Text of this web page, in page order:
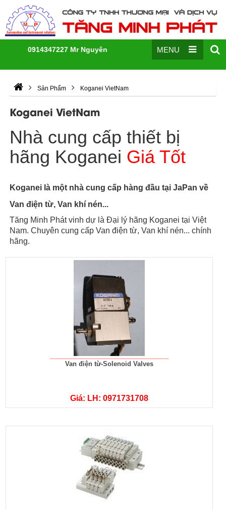
0914347227 Mr Nguyên MENU
Sản Phẩm Koganei VietNam
Koganei VietNam
Nhà cung cấp thiết bị
hãng Koganei Giá Tốt
Koganei là một nhà cung cấp hàng đầu tại JaPan về
Van điện từ, Van khí nén...
Tăng Minh Phát vinh dự là Đại lý hãng Koganei tại Việt
Nam. Chuyên cung cấp Van điện từ, Van khí nén... chính
hãng.
Van điện từ-Solenoid Valves
Giá: LH: 0971731708